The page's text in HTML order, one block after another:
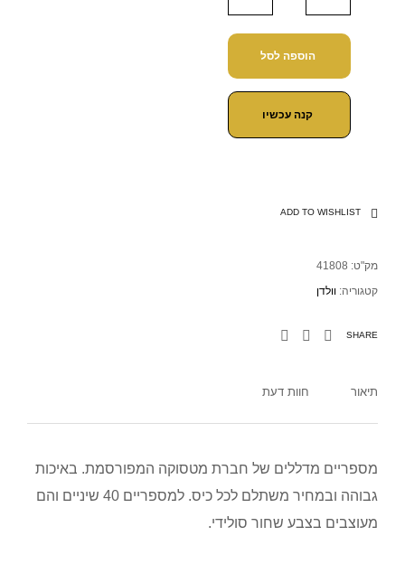
הוספה לסל
קנה עכשיו
ADD TO WISHLIST
מק"ט: 41808
קטגוריה: וולדן
SHARE
תיאור חוות דעת
מספריים מדללים של חברת מטסוקה המפורסמת. באיכות
גבוהה ובמחיר משתלם לכל כיס. למספריים 40 שיניים והם
מעוצבים בצבע שחור סולידי.